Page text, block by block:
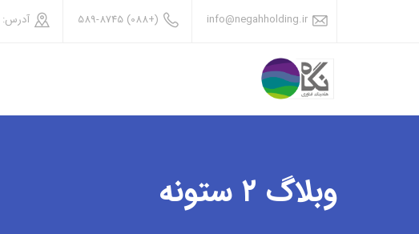
info@negahholding.ir
(+088) 589-8745 آدرس:
وبلاگ ۲ ستونه